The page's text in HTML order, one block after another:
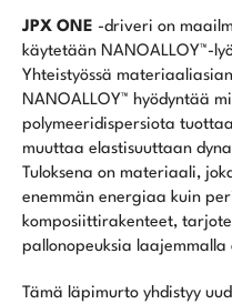
JPX ONE -driveri on
käytetään NANOALLOY™-
Yhteistyössä
NANOALLOY™ hyödyntää
polymeeridispersiota
muuttaa elastisuuttaan
Tuloksena on materiaali,
enemmän energiaa kuin
komposiittirakenteet,
pallonopeuksia
Tämä läpimurto yhdistyy